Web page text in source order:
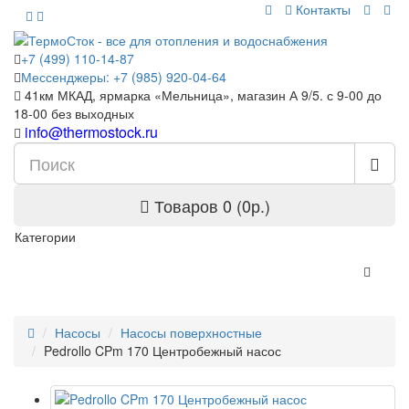
Контакты
+7 (499) 110-14-87
Мессенджеры: +7 (985) 920-04-64
41км МКАД, ярмарка «Мельница», магазин А 9/5. с 9-00 до
18-00 без выходных
info@thermostock.ru
Товаров 0 (0р.)
Категории
Насосы
Насосы поверхностные
Pedrollo CPm 170 Центробежный насос